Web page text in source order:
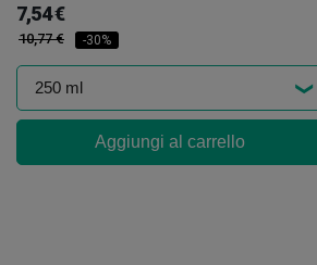
7,54 €
10,77 € -30%
Aggiungi al carrello